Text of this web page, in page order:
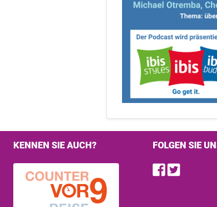
KENNEN SIE AUCH? FOLGEN SIE
Find us